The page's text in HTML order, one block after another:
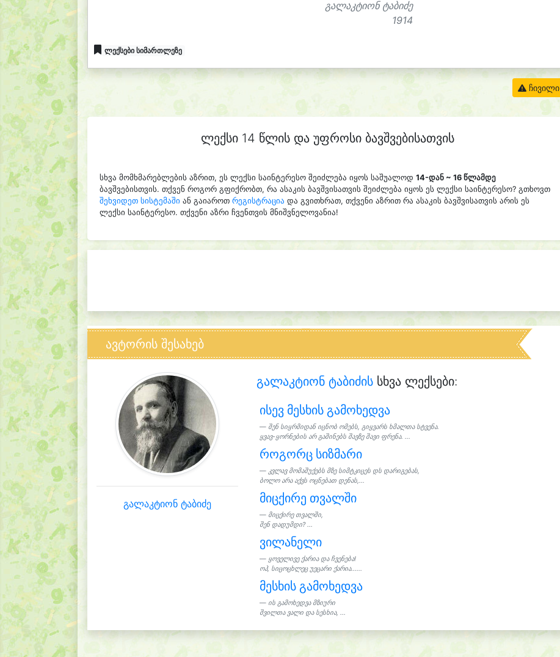
გალაკტიონ ტაბიძე
1914
ლექსები სიმართლეზე
ჩივილი
ლექსი 14 წლის და უფროსი ბავშვებისათვის
სხვა მომხმარებლების აზრით, ეს ლექსი საინტერესო შეიძლება იყოს საშუალოდ 14-დან ~ 16 წლამდე
ბავშვებისთვის. თქვენ როგორ გფიქრობთ, რა ასაკის ბავშვისათვის შეიძლება იყოს ეს ლექსი საინტერესო? გთხოვთ
შეხვიდეთ სისტემაში ან გაიაროთ რეგისტრაცია და გვითხრათ, თქვენი აზრით რა ასაკის ბავშვისათვის არის ეს
ლექსი საინტერესო. თქვენი აზრი ჩვენთვის მნიშვნელოვანია!
ავტორის შესახებ
გალაკტიონ ტაბიძე
გალაკტიონ ტაბიძისსხვა ლექსები:
ისევ მესხის გამოხედვა
შენ სიყრმიდან იცნობ ომებს, გიყვარს ხმალთა სტვენა.
ყვავ-ყორნების არ გაშინებს შავზე შავი ფრენა. ...
როგორც სიზმარი
კვლავ მომაშუქებს მზე სიმტკიცეს დს დარიგებას,
ბოლო არა აქვს ოცნებათ დენას,...
მიცქირე თვალში
მიცქირე თვალში,
შენ დადუმდი? ...
ვილანელი
ყოველივე ქარია და ჩვენება!
ოჰ, სიცოცხლეც უეცარი ქარია......
მესხის გამოხედვა
ის გამოხედვა მზიური
შვილთა ვალი და სესხია, ...